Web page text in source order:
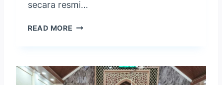
:
E
H
C
secara resmi…
READ MORE R
I
!